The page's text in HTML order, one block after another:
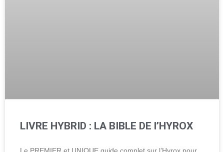
LIVRE HYBRID : LA BIBLE DE l’HYROX